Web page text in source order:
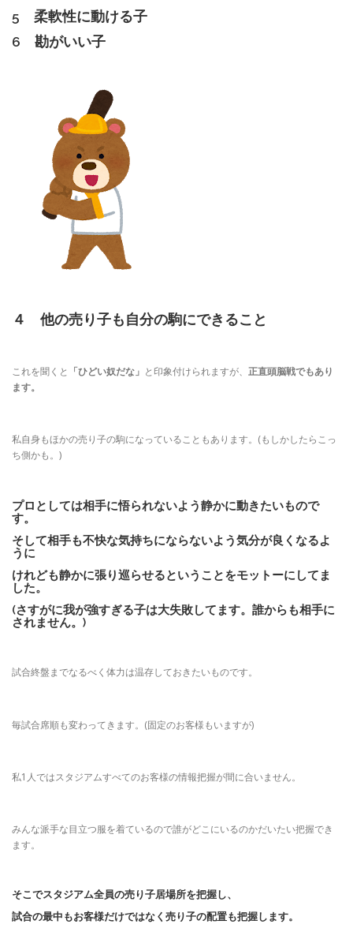
5 柔軟性に動ける子
6 勘がいい子
４ 他の売り子も自分の駒にできること
これを聞くと 「ひどい奴だな」 と印象付けられますが、 正直頭脳戦でもあり
ます。
私自身もほかの売り子の駒になっていることもあります。(もしかしたらこっ
ち側かも。)
プロとしては相手に悟られないよう静かに動きたいもので
す。
そして相手も不快な気持ちにならないよう気分が良くなるよ
うに
けれども静かに張り巡らせるということをモットーにしてま
した。
(さすがに我が強すぎる子は大失敗してます。誰からも相手に
されません。)
試合終盤までなるべく体力は温存しておきたいものです。
毎試合席順も変わってきます。(固定のお客様もいますが)
私1人ではスタジアムすべてのお客様の情報把握が間に合いません。
みんな派手な目立つ服を着ているので誰がどこにいるのかだいたい把握でき
ます。
そこでスタジアム全員の売り子居場所を把握し、
試合の最中もお客様だけではなく売り子の配置も把握します。